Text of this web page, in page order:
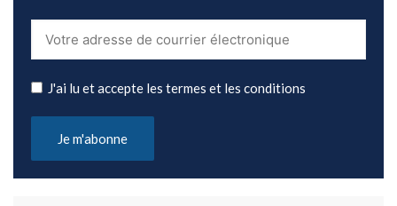
J'ai lu et accepte les termes et les conditions